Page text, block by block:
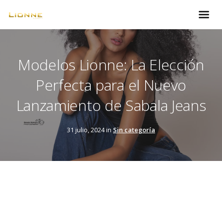
Modelos Lionne: La Elección
Perfecta para el Nuevo
Lanzamiento de Sabala Jeans
31 julio, 2024 in Sin categoría